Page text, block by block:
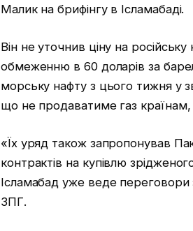
Малик на брифінгу в Ісламабаді.
Він не уточнив ціну на
обмеженню в 60 доларів за
морську нафту з цього тижня у
що не продаватиме газ
«Їх уряд також запропонував
контрактів на купівлю
Ісламабад уже веде
ЗПГ.